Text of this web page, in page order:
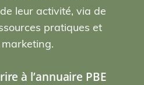
leur activité, via de
pratiques et
à l’annuaire PBE